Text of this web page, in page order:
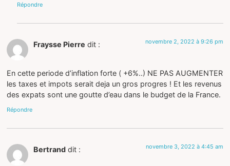
Répondre
Fraysse Pierre dit : novembre 2, 2022 à 9:26 pm
En cette periode d’inflation forte ( +6%..) NE PAS AUGMENTER
les taxes et impots serait deja un gros progres ! Et les revenus
des expats sont une goutte d’eau dans le budget de la France.
Répondre
Bertrand dit : novembre 3, 2022 à 4:45 am